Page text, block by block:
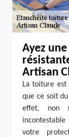
Ayez
Artisan
La toiture
que ce soit
effet, non
votre